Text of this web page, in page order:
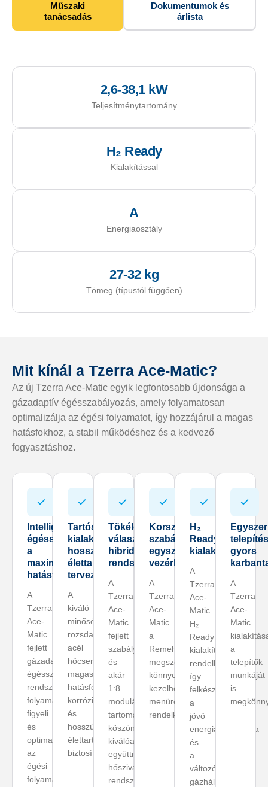
Műszaki
tanácsadás
Dokumentumok és
árlista
2,6-38,1 kW
Teljesítménytartomány
H₂ Ready
Kialakítással
A
Energiaosztály
27-32 kg
Tömeg (típustól függően)
Mit kínál a Tzerra Ace-Matic?
Az új Tzerra Ace-Matic egyik legfontosabb újdonsága a
gázadaptív égésszabályozás, amely folyamatosan
optimalizálja az égési folyamatot, így hozzájárul a magas
hatásfokhoz, a stabil működéshez és a kedvező
fogyasztáshoz.
Intelligens
égésszabályozás
a
maximális
hatásfokért
A
Tzerra
Ace-
Matic
fejlett
gázadaptív
égésszabályozó
rendszere
folyamatosan
figyeli
és
optimalizálja
az
égési
folyamatot.
Tartós
kialakítás
hosszú
élettartamra
tervezve
A
kiváló
minőségű
rozsdamentes
acél
hőcserélő
magas
hatásfokot,
korrózióállóságot
és
hosszú
élettartamot
biztosít.
Tökéletes
választás
hibrid
rendszerekhez
A
Tzerra
Ace-
Matic
fejlett
szabályozásának
és
akár
1:8
modulációs
tartományának
köszönhetően
kiválóan
együttműködik
hőszivattyús
rendszerekkel.
Korszerű
szabályozás,
egyszerű
vezérlés
A
Tzerra
Ace-
Matic
a
Remehától
megszokott,
könnyen
kezelhető
menürendszerrel
rendelkezik.
H₂
Ready
kialakítás
A
Tzerra
Ace-
Matic
H₂
Ready
kialakítással
rendelkezik,
így
felkészült
a
jövő
energiahordozóira
és
a
változó
gázhálózati
gyors
A
Tzerra
Ace-
Matic
a
telepítők
munkáját
is